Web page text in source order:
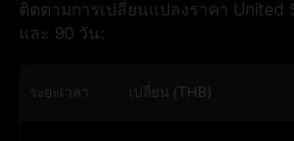
ติดตามการเปลี่ยนแปลงราคา
และ 90 วัน:
ระยะเวลา เปลี่ยน (THB)